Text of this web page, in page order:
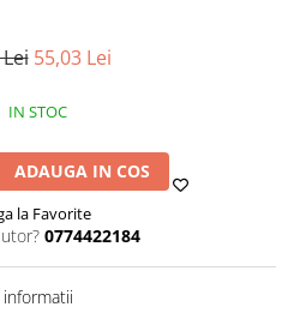
55,03 Lei
IN STOC
ADAUGA IN COS
la Favorite
0774422184
informatii